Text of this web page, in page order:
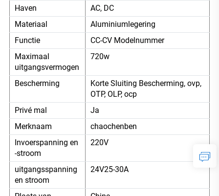
Haven
AC, DC
Materiaal
Aluminiumlegering
Functie
CC-CV Modelnummer
Maximaal
uitgangsvermogen
720w
Bescherming
Korte Sluiting Bescherming, ovp,
OTP, OLP, ocp
Privé mal
Ja
Merknaam
chaochenben
Invoerspanning en
-stroom
220V
uitgangsspanning
en stroom
24V25-30A